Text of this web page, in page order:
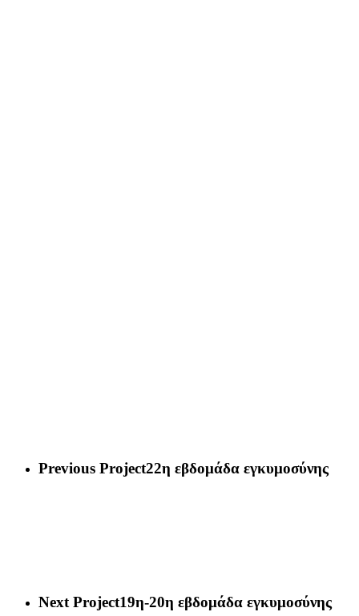
Previous Project22η εβδομάδα εγκυμοσύνης
Next Project19η-20η εβδομάδα εγκυμοσύνης